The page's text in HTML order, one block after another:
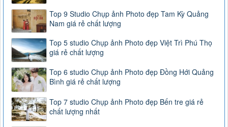
Top 9 Studio Chụp ảnh Photo đẹp Tam Kỳ Quảng
Nam giá rẻ chất lượng
Top 5 studio Chụp ảnh Photo đẹp Việt Trì Phú Thọ
giá rẻ chất lượng
Top 6 studio Chụp ảnh Photo đẹp Đồng Hới Quảng
Bình giá rẻ chất lượng
Top 7 studio Chụp ảnh Photo đẹp Bến tre giá rẻ
chất lượng nhất